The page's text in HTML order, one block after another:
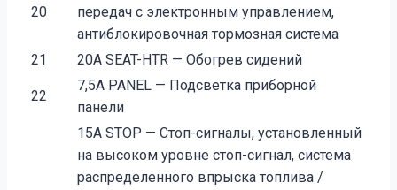
20
передач с электронным управлением,
антиблокировочная тормозная система
21
20A SEAT-HTR — Обогрев сидений
22
7,5A PANEL — Подсветка приборной
панели
15A STOP — Стоп-сигналы, установленный
на высоком уровне стоп-сигнал, система
распределенного впрыска топлива /